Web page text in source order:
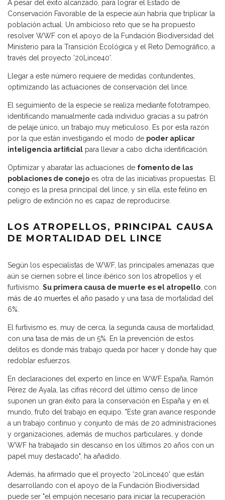
A pesar del éxito alcanzado, para lograr el Estado de
Conservación Favorable de la especie aún habría que triplicar la
población actual. Un ambicioso reto que se ha propuesto
resolver WWF con el apoyo de la Fundación Biodiversidad del
Ministerio para la Transición Ecológica y el Reto Demográfico, a
través del proyecto '20Lince40'.
Llegar a este número requiere de medidas contundentes,
optimizando las actuaciones de conservación del lince.
El seguimiento de la especie se realiza mediante fototrampeo,
identificando manualmente cada individuo gracias a su patrón
de pelaje único, un trabajo muy meticuloso. Es por esta razón
por la que están investigando el modo de poder aplicar
inteligencia artificial para llevar a cabo dicha identificación.
Optimizar y abaratar las actuaciones de fomento de las
poblaciones de conejo es otra de las iniciativas propuestas. El
conejo es la presa principal del lince, y sin ella, este felino en
peligro de extinción no es capaz de reproducirse.
LOS ATROPELLOS, PRINCIPAL CAUSA
DE MORTALIDAD DEL LINCE
Según los especialistas de WWF, las principales amenazas que
aún se ciernen sobre el lince ibérico son los atropellos y el
furtivismo. Su primera causa de muerte es el atropello, con
más de 40 muertes el año pasado y una tasa de mortalidad del
6%.
El furtivismo es, muy de cerca, la segunda causa de mortalidad,
con una tasa de más de un 5%. En la prevención de estos
delitos es donde más trabajo queda por hacer y donde hay que
redoblar esfuerzos.
En declaraciones del experto en lince en WWF España, Ramón
Pérez de Ayala, las cifras récord del último censo de lince
suponen un gran éxito para la conservación en España y en el
mundo, fruto del trabajo en equipo. "Este gran avance responde
a un trabajo continuo y conjunto de más de 20 administraciones
y organizaciones, además de muchos particulares, y donde
WWF ha trabajado sin descanso en los últimos 20 años con un
papel muy destacado", ha añadido.
Además, ha afirmado que el proyecto '20Lince40' que están
desarrollando con el apoyo de la Fundación Biodiversidad
puede ser "el empujón necesario para iniciar la recuperación